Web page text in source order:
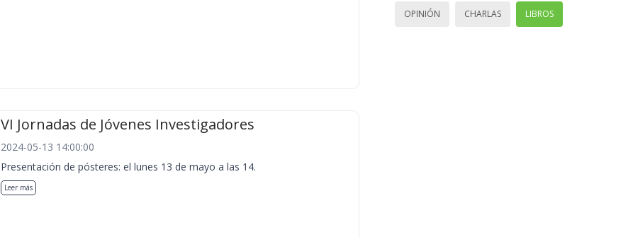
VI Jornadas de Jóvenes Investigadores
2024-05-13 14:00:00
Presentación de pósteres: el lunes 13 de mayo a las 14.
Leer más
OPINIÓN CHARLAS LIBROS